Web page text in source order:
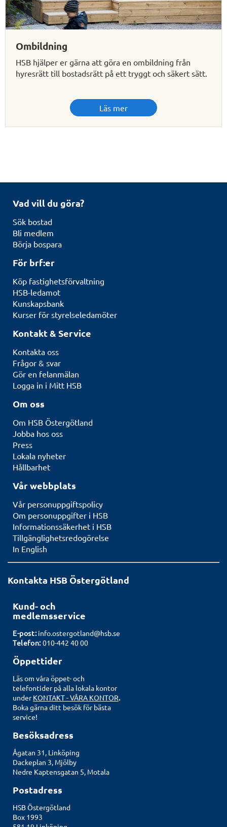
Ombildning
HSB hjälper er gärna att göra en ombildning från
hyresrätt till bostadsrätt på ett tryggt och säkert sätt.
Läs mer
Vad vill du göra?
Sök bostad
Bli medlem
Börja bospara
För brf:er
Köp fastighetsförvaltning
HSB-ledamot
Kunskapsbank
Kurser för styrelseledamöter
Kontakt & Service
Kontakta oss
Frågor & svar
Gör en felanmälan
Logga in i Mitt HSB
Om oss
Om HSB Östergötland
Jobba hos oss
Press
Lokala nyheter
Hållbarhet
Vår webbplats
Vår personuppgiftspolicy
Om personuppgifter i HSB
Informationssäkerhet i HSB
Tillgänglighetsredogörelse
In English
Kontakta HSB Östergötland
Kund- och
medlemsservice
E-post: info.ostergotland@hsb.se
Telefon:010-442 40 00
Öppettider
Läs om våra öppet- och
telefontider på alla lokala kontor
underKONTAKT - VÅRA KONTOR.
Boka gärna ditt besök för bästa
service!
Besöksadress
Ågatan 31, Linköping
Dackeplan 3, Mjölby
Nedre Kaptensgatan 5, Motala
Postadress
HSB Östergötland
Box 1993